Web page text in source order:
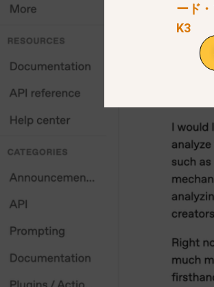
ード
K3